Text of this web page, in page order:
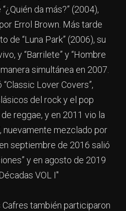
da más?” (2004),
Errol Brown. Más tarde
de “Luna Park” (2006), su
y “Barrilete” y “Hombre
simultánea en 2007.
Lover Covers”,
del rock y el pop
reggae, y en 2011 vio la
nuevamente mezclado por
septiembre de 2016 salió
y en agosto de 2019
VOL I"
también participaron